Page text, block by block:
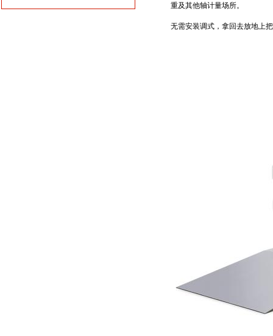
重及其他轴计量场所。
无需安装调式，拿回去放地上